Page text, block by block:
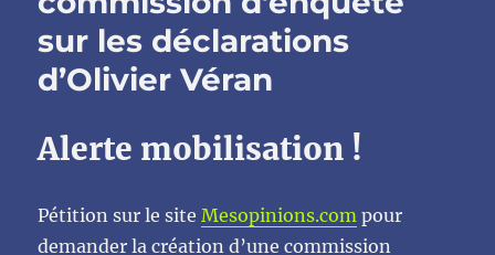
sur les déclarations
d’Olivier Véran
Alerte mobilisation !
Pétition sur le siteMesopinions.com pour
demander la création d’une commission